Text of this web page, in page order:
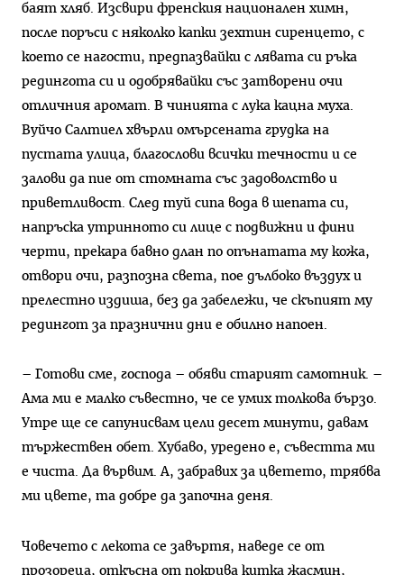
баят хляб. Изсвири френския национален химн,
после поръси с няколко капки зехтин сиренцето, с
което се нагости, предпазвайки с лявата си ръка
редингота си и одобрявайки със затворени очи
отличния аромат. В чинията с лука кацна муха.
Вуйчо Салтиел хвърли омърсената грудка на
пустата улица, благослови всички течности и се
залови да пие от стомната със задоволство и
приветливост. След туй сипа вода в шепата си,
напръска утринното си лице с подвижни и фини
черти, прекара бавно длан по опънатата му кожа,
отвори очи, разпозна света, пое дълбоко въздух и
прелестно издиша, без да забележи, че скъпият му
редингот за празнични дни е обилно напоен.
– Готови сме, господа – обяви старият самотник. –
Ама ми е малко съвестно, че се умих толкова бързо.
Утре ще се сапунисвам цели десет минути, давам
тържествен обет. Хубаво, уредено е, съвестта ми
е чиста. Да вървим. А, забравих за цветето, трябва
ми цвете, та добре да започна деня.
Човечето с лекота се завъртя, наведе се от
прозореца, откъсна от покрива китка жасмин,